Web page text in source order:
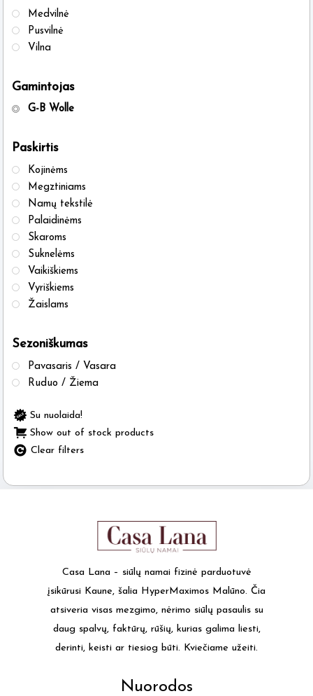
Medvilnė
Pusvilnė
Vilna
Gamintojas
G-B Wolle
Paskirtis
Kojinėms
Megztiniams
Namų tekstilė
Palaidinėms
Skaroms
Suknelėms
Vaikiškiems
Vyriškiems
Žaislams
Sezoniškumas
Pavasaris / Vasara
Ruduo / Žiema
Su nuolaida!
Show out of stock products
Clear filters
Casa Lana – siūlų namai fizinė parduotuvė
įsikūrusi Kaune, šalia HyperMaximos Malūno. Čia
atsiveria visas mezgimo, nėrimo siūlų pasaulis su
daug spalvų, faktūrų, rūšių, kurias galima liesti,
derinti, keisti ar tiesiog būti. Kviečiame užeiti.
Nuorodos